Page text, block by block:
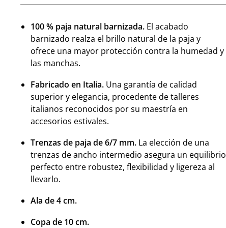
100 % paja natural barnizada.El acabado
barnizado realza el brillo natural de la paja y
ofrece una mayor protección contra la humedad y
las manchas.
Fabricado en Italia.Una garantía de calidad
superior y elegancia, procedente de talleres
italianos reconocidos por su maestría en
accesorios estivales.
Trenzas de paja de 6/7 mm.La elección de una
trenzas de ancho intermedio asegura un equilibrio
perfecto entre robustez, flexibilidad y ligereza al
llevarlo.
Ala de 4 cm.
Copa de 10 cm.